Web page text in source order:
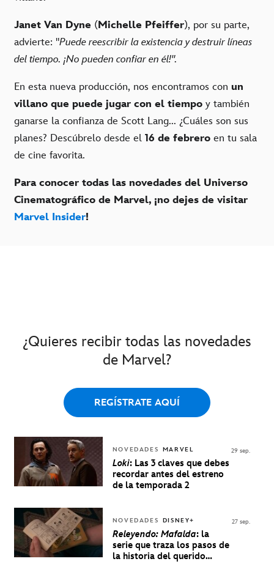
Janet Van Dyne (Michelle Pfeiffer), por su parte,
advierte: "Puede reescribir la existencia y destruir líneas
del tiempo. ¡No pueden confiar en él!".
En esta nueva producción, nos encontramos con un
villano que puede jugar con el tiempo y también
ganarse la confianza de Scott Lang... ¿Cuáles son sus
planes? Descúbrelo desde el 16 de febrero en tu sala
de cine favorita.
Para conocer todas las novedades del Universo
Cinematográfico de Marvel, ¡no dejes de visitar
Marvel Insider!
¿Quieres recibir todas las novedades
de Marvel?
REGÍSTRATE AQUÍ
NOVEDADES MARVEL
Loki: Las 3 claves que debes
recordar antes del estreno
de la temporada 2
29 sep.
NOVEDADES DISNEY+
Releyendo: Mafalda: la
serie que traza los pasos de
la historia del querido
27 sep.